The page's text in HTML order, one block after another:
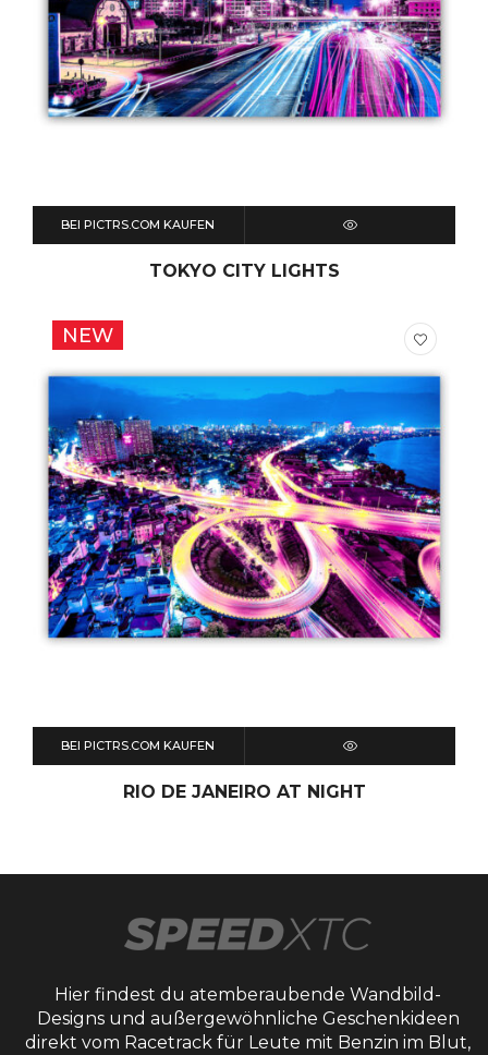
BEI PICTRS.COM KAUFEN
QUICK VIEW
TOKYO CITY LIGHTS
NEW
BEI PICTRS.COM KAUFEN
QUICK VIEW
RIO DE JANEIRO AT NIGHT
Hier findest du atemberaubende Wandbild-
Designs und außergewöhnliche Geschenkideen
direkt vom Racetrack für Leute mit Benzin im Blut,